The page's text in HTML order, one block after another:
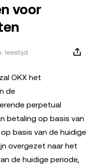
voor
leestijd
OKX het
de
perpetual
betaling op basis van
basis van de huidige
overgezet naar het
de huidige periode,